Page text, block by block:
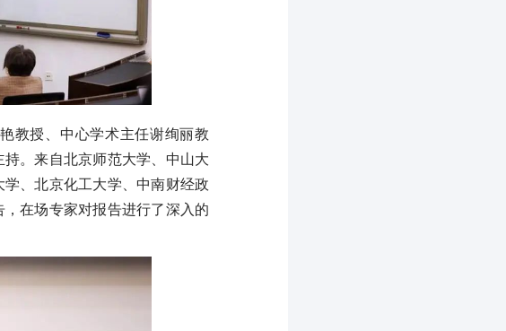
教授、中心学术主任谢绚丽教
。来自北京师范大学、中山大
、北京化工大学、中南财经政
在场专家对报告进行了深入的